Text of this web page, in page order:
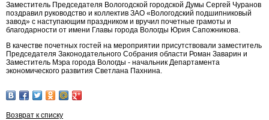
Заместитель Председателя Вологодской городской Думы Сергей Чуранов
поздравил руководство и коллектив ЗАО «Вологодский подшипниковый
завод» с наступающим праздником и вручил почетные грамоты и
благодарности от имени Главы города Вологды Юрия Сапожникова.
В качестве почетных гостей на мероприятии присутствовали заместитель
Председателя Законодательного Собрания области Роман Заварин и
Заместитель Мэра города Вологды - начальник Департамента
экономического развития Светлана Пахнина.
Возврат к списку